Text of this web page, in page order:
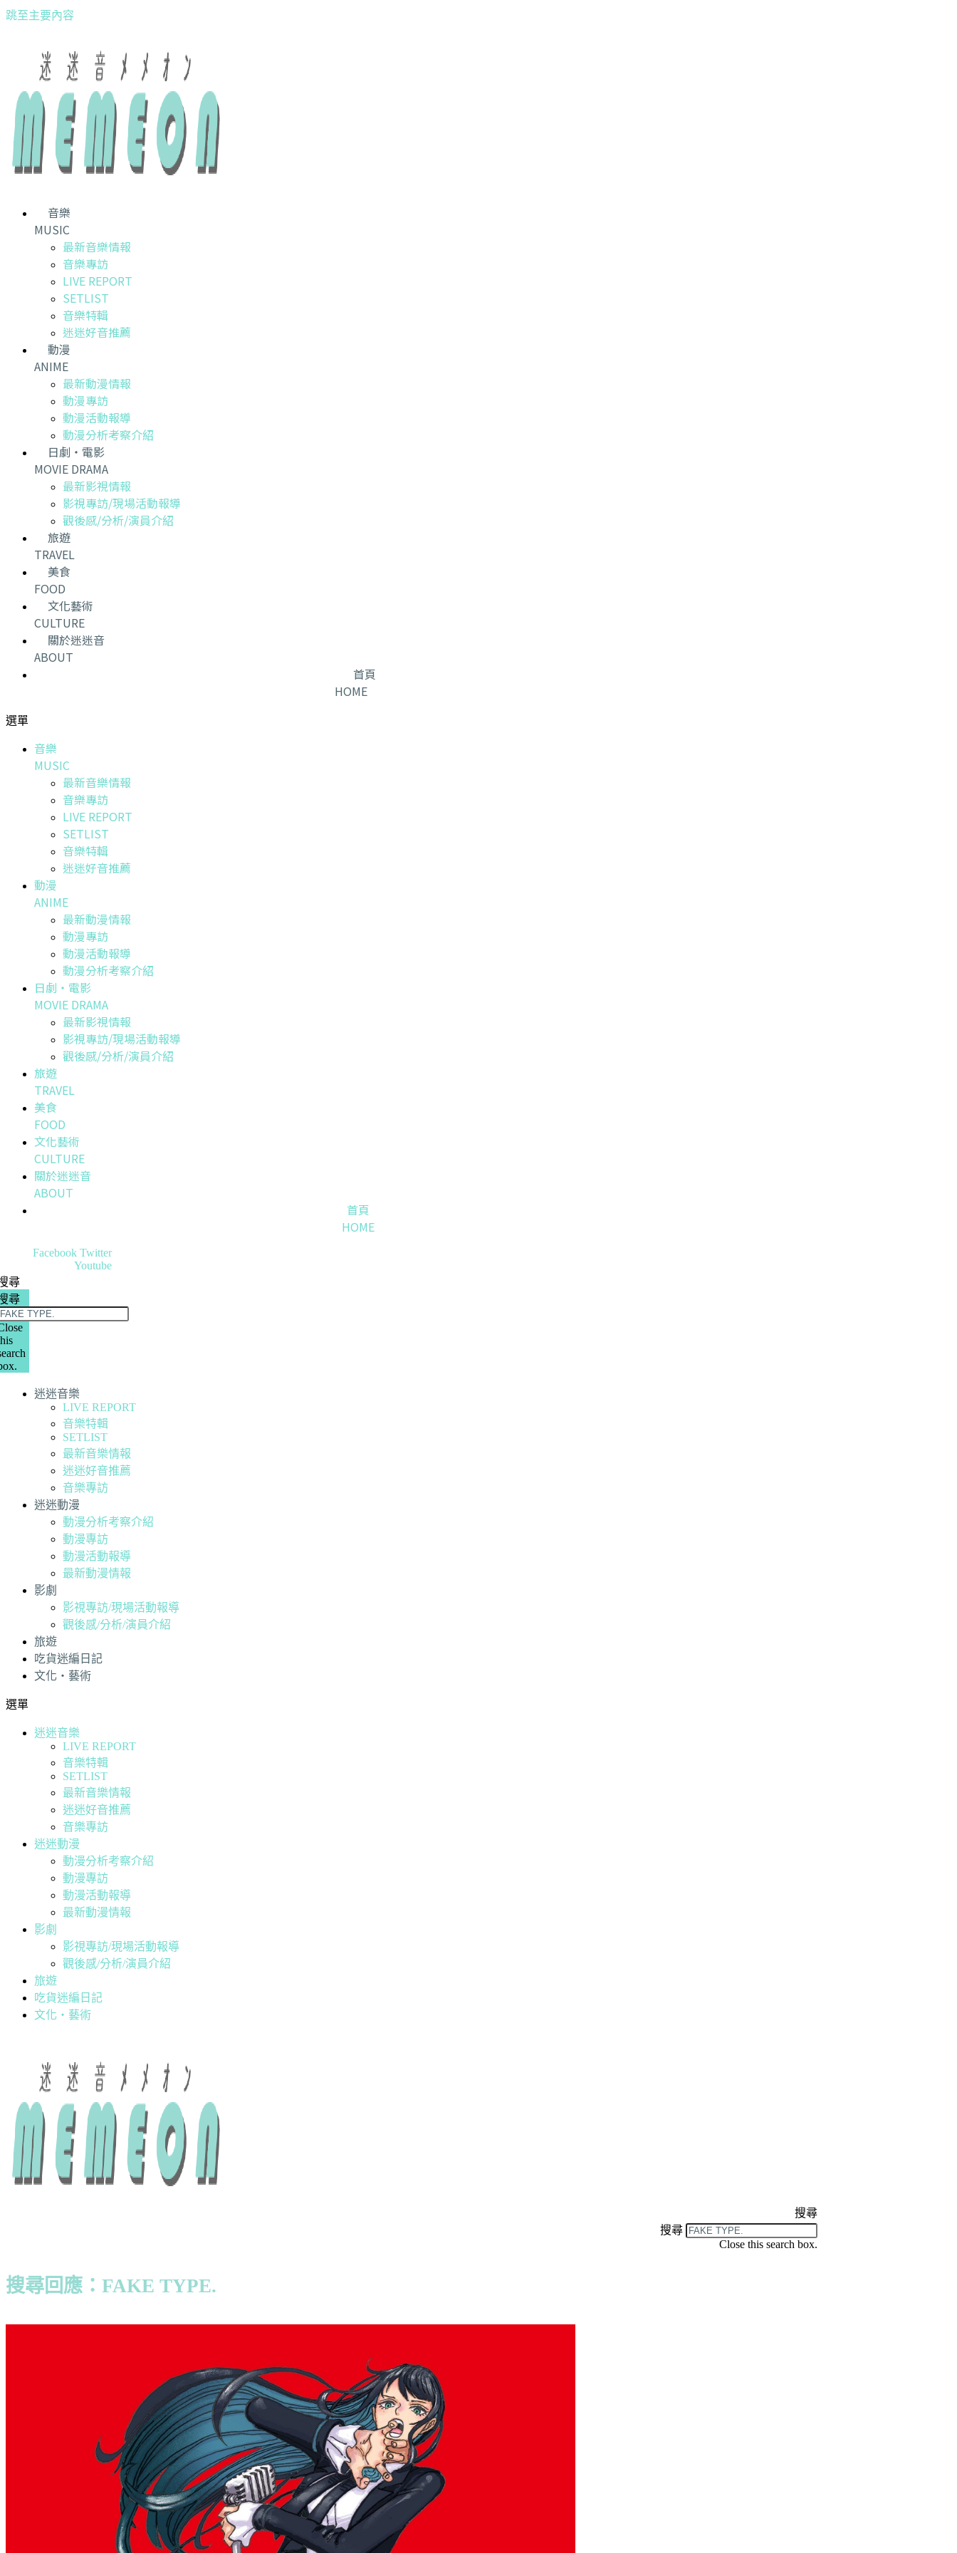
跳至主要內容
音樂
MUSIC
最新音樂情報
音樂專訪
LIVE REPORT
SETLIST
音樂特輯
迷迷好音推薦
動漫
ANIME
最新動漫情報
動漫專訪
動漫活動報導
動漫分析考察介紹
日劇・電影
MOVIE DRAMA
最新影視情報
影視專訪/現場活動報導
觀後感/分析/演員介紹
旅遊
TRAVEL
美食
FOOD
文化藝術
CULTURE
關於迷迷音
ABOUT
首頁
HOME
選單
音樂
MUSIC
最新音樂情報
音樂專訪
LIVE REPORT
SETLIST
音樂特輯
迷迷好音推薦
動漫
ANIME
最新動漫情報
動漫專訪
動漫活動報導
動漫分析考察介紹
日劇・電影
MOVIE DRAMA
最新影視情報
影視專訪/現場活動報導
觀後感/分析/演員介紹
旅遊
TRAVEL
美食
FOOD
文化藝術
CULTURE
關於迷迷音
ABOUT
首頁
HOME
Facebook Twitter
Youtube
尋
尋
迷迷音樂
LIVE REPORT
音樂特輯
SETLIST
最新音樂情報
迷迷好音推薦
音樂專訪
迷迷動漫
動漫分析考察介紹
動漫專訪
動漫活動報導
最新動漫情報
影劇
影視專訪/現場活動報導
觀後感/分析/演員介紹
旅遊
吃貨迷編日記
文化・藝術
選單
迷迷音樂
LIVE REPORT
音樂特輯
SETLIST
最新音樂情報
迷迷好音推薦
音樂專訪
迷迷動漫
動漫分析考察介紹
動漫專訪
動漫活動報導
最新動漫情報
影劇
影視專訪/現場活動報導
觀後感/分析/演員介紹
旅遊
吃貨迷編日記
文化・藝術
搜尋
搜尋
Close this search box.
搜尋回應：FAKE TYPE.